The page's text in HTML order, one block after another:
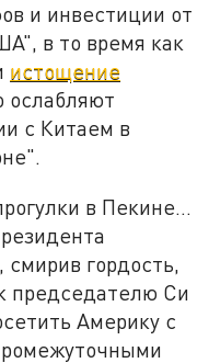
и инвестиции от
в то время как
истощение
ослабляют
с Китаем в
в Пекине…
гордость,
председателю Си
Америку с